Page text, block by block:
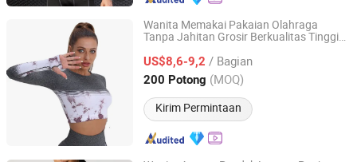
Wanita Memakai Pakaian Olahraga
Tanpa Jahitan Grosir Berkualitas Tinggi
US$8,6-9,2 / Bagian
200 Potong (MOQ)
Kirim Permintaan
Times Chensheng (Xiamen) Trading Co., Ltd.
Fujian, China Harga mulai 2020